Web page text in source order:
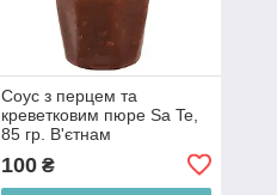
Соус з перцем та
креветковим пюре Sa Te,
85 гр. В'єтнам
100₴